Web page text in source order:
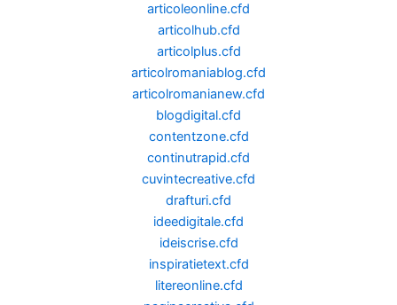
articoleonline.cfd
articolhub.cfd
articolplus.cfd
articolromaniablog.cfd
articolromanianew.cfd
blogdigital.cfd
contentzone.cfd
continutrapid.cfd
cuvintecreative.cfd
drafturi.cfd
ideedigitale.cfd
ideiscrise.cfd
inspiratietext.cfd
litereonline.cfd